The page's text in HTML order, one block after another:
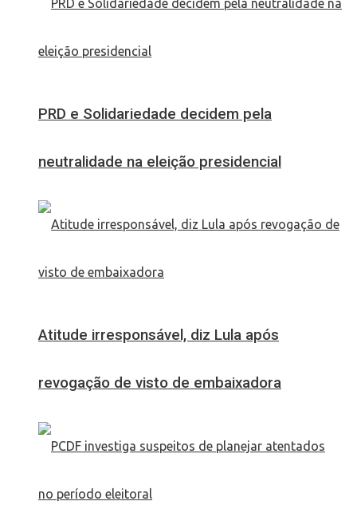
PRD e Solidariedade decidem pela
neutralidade na eleição presidencial
Atitude irresponsável, diz Lula após
revogação de visto de embaixadora